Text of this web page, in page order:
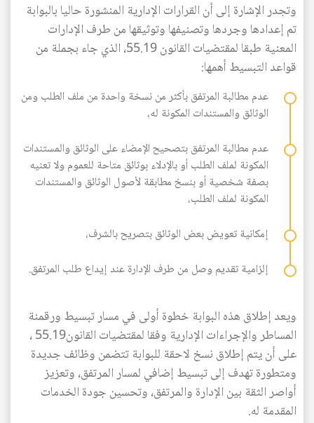
وتجدر الإشارة إلى أن القرارات الإدارية المنشورة حاليا بالبوابة
تم إعدادها وجردها وتصنيفها وتوثيقها من طرف الإدارات
المعنية طبقا لمقتضيات القانون 55.19، الذي جاء بجملة من
قواعد التبسيط أهمها:
عدم مطالبة المرتفق بأكثر من نسخة واحدة من ملف الطلب ومن
الوثائق والمستندات المكونة له،
عدم مطالبة المرتفق بتصحيح الإمضاء على الوثائق والمستندات
المكونة لملف الطلب أو بالإدلاء بوثائق متاحة للعموم ولا تعنيه
بصفة شخصية أو بنسخ مطابقة لأصول الوثائق والمستندات
المكونة لملف الطلب،
إمكانية تعويض بعض الوثائق بتصريح بالشرف،
إلزامية تقديم وصل من طرف الإدارة عند إيداع طلب المرتفق.
ويعد إطلاق هذه البوابة خطوة أولى في مسار تبسيط ورقمنة
المساطر والإجراءات الإدارية وفقا لمقتضيات القانون55.19 ،
على أن يتم إطلاق نسخ لاحقة للبوابة تتضمن وظائف جديدة
ومتطورة تهدف إلى تبسيط إضافي لمسار المرتفق، وتعزيز
أواصر الثقة بين الإدارة والمرتفق، وتحسين جودة الخدمات
المقدمة له.